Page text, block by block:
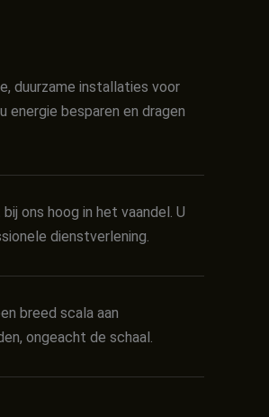
duurzame installaties voor
energie besparen en dragen
ons hoog in het vaandel. U
dienstverlening.
breed scala aan
ongeacht de schaal.